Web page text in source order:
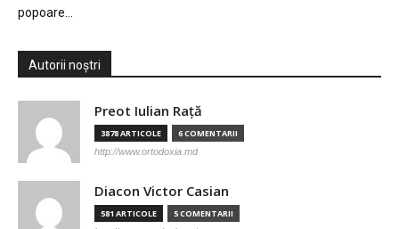
popoare…
Autorii noștri
Preot Iulian Raţă
3878 ARTICOLE 6 COMENTARII
http://www.ortodoxia.md
Diacon Victor Casian
581 ARTICOLE 5 COMENTARII